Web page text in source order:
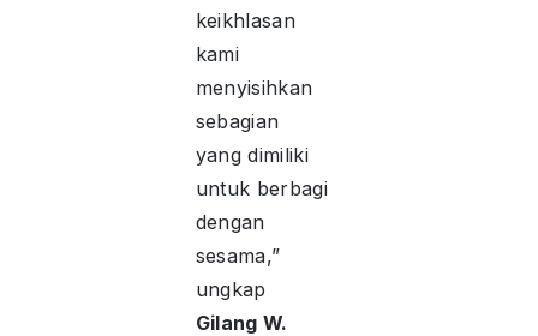
keikhlasan
kami
menyisihkan
sebagian
yang dimiliki
untuk berbagi
dengan
sesama,”
ungkap
Gilang W.